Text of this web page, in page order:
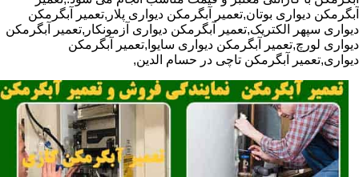
آبگرمکن دیواری بوتان,تعمیر آبگرمکن دیواری پلار,تعمیر آبگرمکن
دیواری سپهر الکتریک,تعمیر آبگرمکن دیواری آزمونکار,تعمیر آبگرمکن
دیواری لورچ,تعمیر آبگرمکن دیواری سایوا,تعمیر آبگرمکن
دیواری,تعمیر آبگرمکن تاچی در حسام الدین,